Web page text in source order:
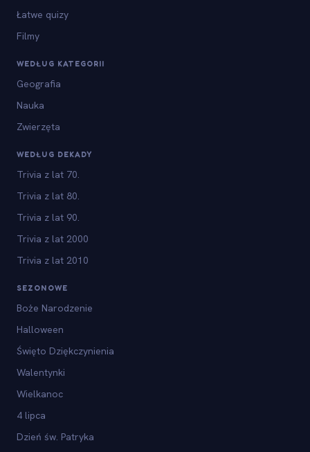
Łatwe quizy
Filmy
WEDŁUG KATEGORII
Geografia
Nauka
Zwierzęta
WEDŁUG DEKADY
Trivia z lat 70.
Trivia z lat 80.
Trivia z lat 90.
Trivia z lat 2000
Trivia z lat 2010
SEZONOWE
Boże Narodzenie
Halloween
Święto Dziękczynienia
Walentynki
Wielkanoc
4 lipca
Dzień św. Patryka